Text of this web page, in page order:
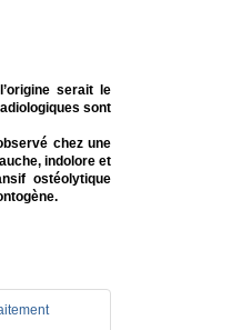
serait le
sont
chez une
indolore et
ostéolytique